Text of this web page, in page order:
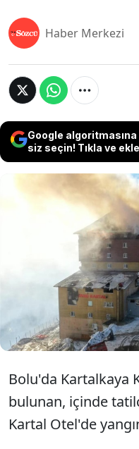
Haber Merkezi
Google algoritmasına
siz seçin! Tıkla ve ekle
günlük
Bolu'da Kartalkaya
bulunan, içinde
Kartal Otel'de